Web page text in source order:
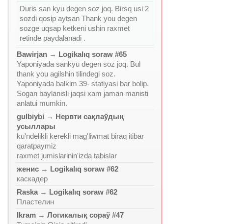
Duris san kyu degen soz joq. Birsq usi 2
sozdi qosip aytsan Thank you degen
sozge uqsap ketkeni ushin raxmet
retinde paydalanadi .
Bawirjan→ Logikalıq soraw #65
Yaponiyada sankyu degen soz joq. Bul
thank you agilshin tilindegi soz.
Yaponiyada balkim 39- statiyasi bar bolip.
Sogan baylanisli jaqsi xam jaman manisti
anlatui mumkin.
gulbiybi → Нервти сақлаўдың
усыллары
ku'ndelikli kerekli mag'liwmat biraq itibar
qaratpaymiz
raxmet jumislarinin'izda tabislar
женис→ Logikalıq soraw #62
каскадер
Raska→ Logikalıq soraw #62
Пластелин
Ikram→ Логикалық сораў #47